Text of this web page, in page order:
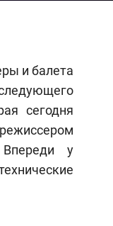
и балета
сегодня
Впереди у